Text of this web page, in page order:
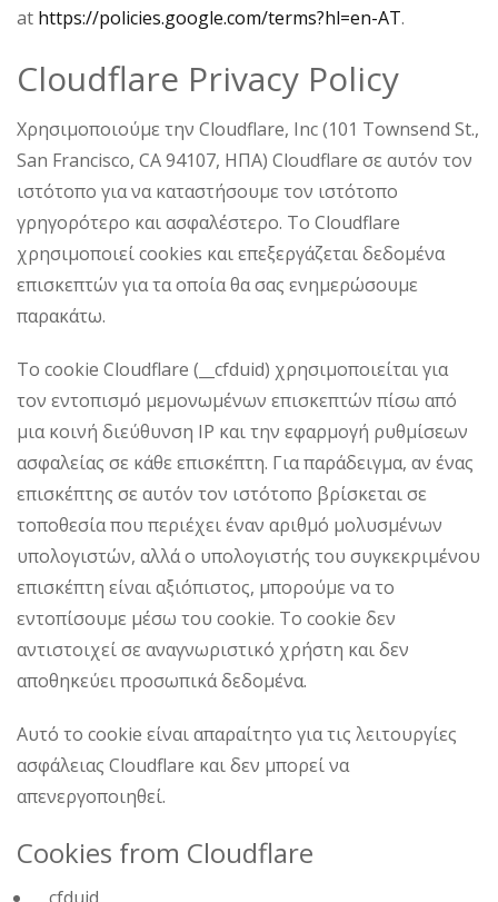
at https://policies.google.com/terms?hl=en-AT.
Cloudflare Privacy Policy
Χρησιμοποιούμε την Cloudflare, Inc (101 Townsend St.,
San Francisco, CA 94107, ΗΠΑ) Cloudflare σε αυτόν τον
ιστότοπο για να καταστήσουμε τον ιστότοπο
γρηγορότερο και ασφαλέστερο. Το Cloudflare
χρησιμοποιεί cookies και επεξεργάζεται δεδομένα
επισκεπτών για τα οποία θα σας ενημερώσουμε
παρακάτω.
Το cookie Cloudflare (__cfduid) χρησιμοποιείται για
τον εντοπισμό μεμονωμένων επισκεπτών πίσω από
μια κοινή διεύθυνση IP και την εφαρμογή ρυθμίσεων
ασφαλείας σε κάθε επισκέπτη. Για παράδειγμα, αν ένας
επισκέπτης σε αυτόν τον ιστότοπο βρίσκεται σε
τοποθεσία που περιέχει έναν αριθμό μολυσμένων
υπολογιστών, αλλά ο υπολογιστής του συγκεκριμένου
επισκέπτη είναι αξιόπιστος, μπορούμε να το
εντοπίσουμε μέσω του cookie. Το cookie δεν
αντιστοιχεί σε αναγνωριστικό χρήστη και δεν
αποθηκεύει προσωπικά δεδομένα.
Αυτό το cookie είναι απαραίτητο για τις λειτουργίες
ασφάλειας Cloudflare και δεν μπορεί να
απενεργοποιηθεί.
Cookies from Cloudflare